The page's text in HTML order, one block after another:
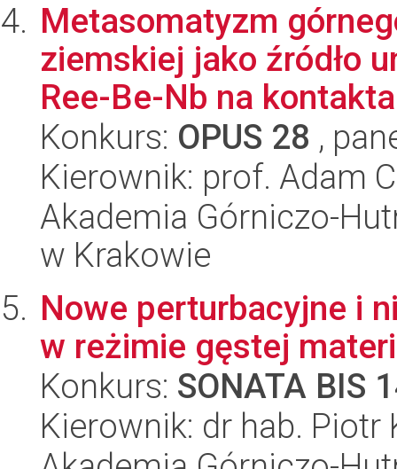
Metasomatyzm
ziemskiej jako źródło
Ree-Be-Nb na
Konkurs: OPUS 28 ,
Kierownik: prof. Adam
Akademia Górniczo-
w Krakowie
Nowe perturbacyjne i
w reżimie gęstej
Konkurs: SONATA BIS
Kierownik: dr hab. Piotr